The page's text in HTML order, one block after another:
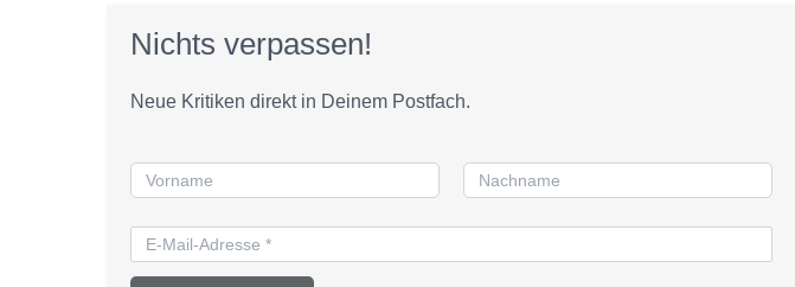
Nichts verpassen!
Neue Kritiken direkt in Deinem Postfach.